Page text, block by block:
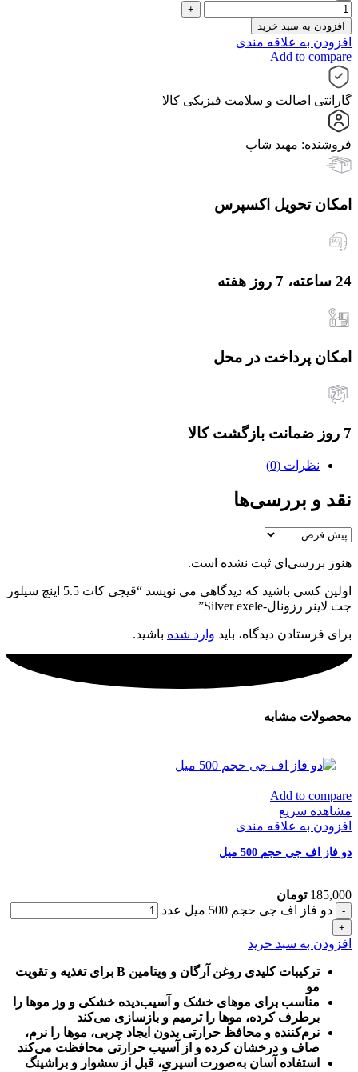
افزودن به سبد خرید
افزودن به علاقه مندی
Add to compare
گارانتی اصالت و سلامت فیزیکی کالا
فروشنده: مهبد شاپ
امکان تحویل اکسپرس
24 ساعته، 7 روز هفته
امکان پرداخت در محل
7 روز ضمانت بازگشت کالا
نظرات (0)
نقد و بررسی‌ها
هنوز بررسی‌ای ثبت نشده است.
اولین کسی باشید که دیدگاهی می نویسد “قیچی کات 5.5 اینچ سیلور
جت لاینر رزونال-Silver exele”
برای فرستادن دیدگاه، باید وارد شده باشید.
محصولات مشابه
Add to compare
مشاهده سریع
افزودن به علاقه مندی
دو فاز اف جی حجم 500 میل
185,000 تومان
دو فاز اف جی حجم 500 میل عدد
افزودن به سبد خرید
ترکیبات کلیدی روغن آرگان و ویتامین B برای تغذیه و تقویت
مو
مناسب برای موهای خشک و آسیب‌دیده خشکی و وز موها را
برطرف کرده، موها را ترمیم و بازسازی می‌کند
نرم‌کننده و محافظ حرارتی بدون ایجاد چربی، موها را نرم،
صاف و درخشان کرده و از آسیب حرارتی محافظت می‌کند
استفاده آسان به‌صورت اسپری، قبل از سشوار و براشینگ